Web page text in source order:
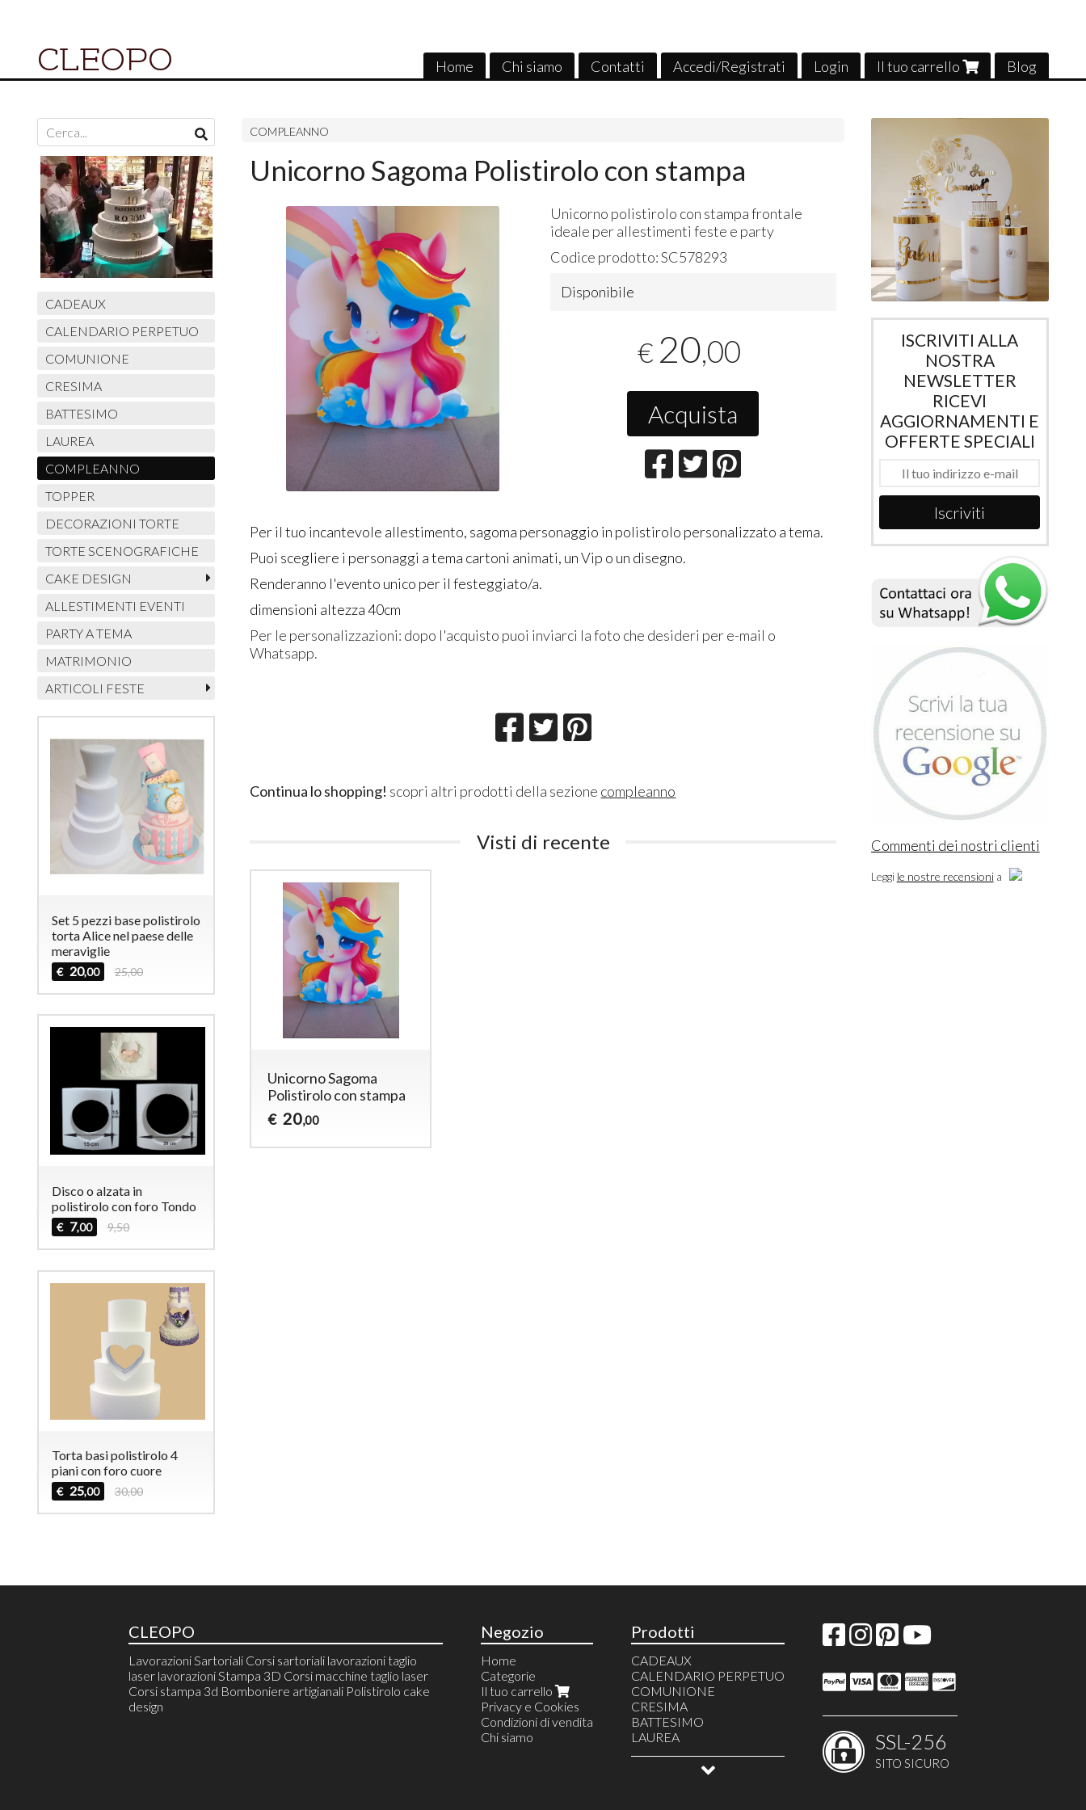
Home Chi siamo Contatti Accedi/Registrati Login Il tuo carrello Blog
CLEOPO
COMPLEANNO
Unicorno Sagoma Polistirolo con stampa
Unicorno polistirolo con stampa frontale
ideale per allestimenti feste e party
Codice prodotto:SC578293
Disponibile
€ 20,00
Acquista
Per il tuo incantevole allestimento, sagoma personaggio in polistirolo personalizzato a tema.
Puoi scegliere i personaggi a tema cartoni animati, un Vip o un disegno.
Renderanno l'evento unico per il festeggiato/a.
dimensioni altezza 40cm
Per le personalizzazioni: dopo l'acquisto puoi inviarci la foto che desideri per e-mail o
Whatsapp.
Continua lo shopping! scopri altri prodotti della sezione compleanno
Visti di recente
Unicorno Sagoma
Polistirolo con stampa
€ 20,00
CADEAUX
CALENDARIO PERPETUO
COMUNIONE
CRESIMA
BATTESIMO
LAUREA
COMPLEANNO
TOPPER
DECORAZIONI TORTE
TORTE SCENOGRAFICHE
CAKE DESIGN
ALLESTIMENTI EVENTI
PARTY A TEMA
MATRIMONIO
ARTICOLI FESTE
Set 5 pezzi base polistirolo
torta Alice nel paese delle
meraviglie
€ 20,00 25,00
Disco o alzata in
polistirolo con foro Tondo
€ 7,00 9,50
Torta basi polistirolo 4
piani con foro cuore
€ 25,00 30,00
ISCRIVITI ALLA
NOSTRA
NEWSLETTER
RICEVI
AGGIORNAMENTI E
OFFERTE SPECIALI
Iscriviti
Commenti dei nostri clienti
Leggi le nostre recensionia
CLEOPO
Lavorazioni Sartoriali Corsi sartoriali lavorazioni taglio
laser lavorazioni Stampa 3D Corsi macchine taglio laser
Corsi stampa 3d Bomboniere artigianali Polistirolo cake
design
Negozio
Home
Categorie
Il tuo carrello
Privacy e Cookies
Condizioni di vendita
Chi siamo
Prodotti
CADEAUX
CALENDARIO PERPETUO
COMUNIONE
CRESIMA
BATTESIMO
LAUREA
COMPLEANNO
SSL-256
SITO SICURO